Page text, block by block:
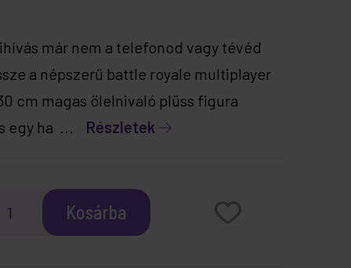
már nem a telefonod vagy tévéd
a népszerű battle royale multiplayer
cm magas ölelnivaló plüss figura
egy ha ... Részletek
Kosárba